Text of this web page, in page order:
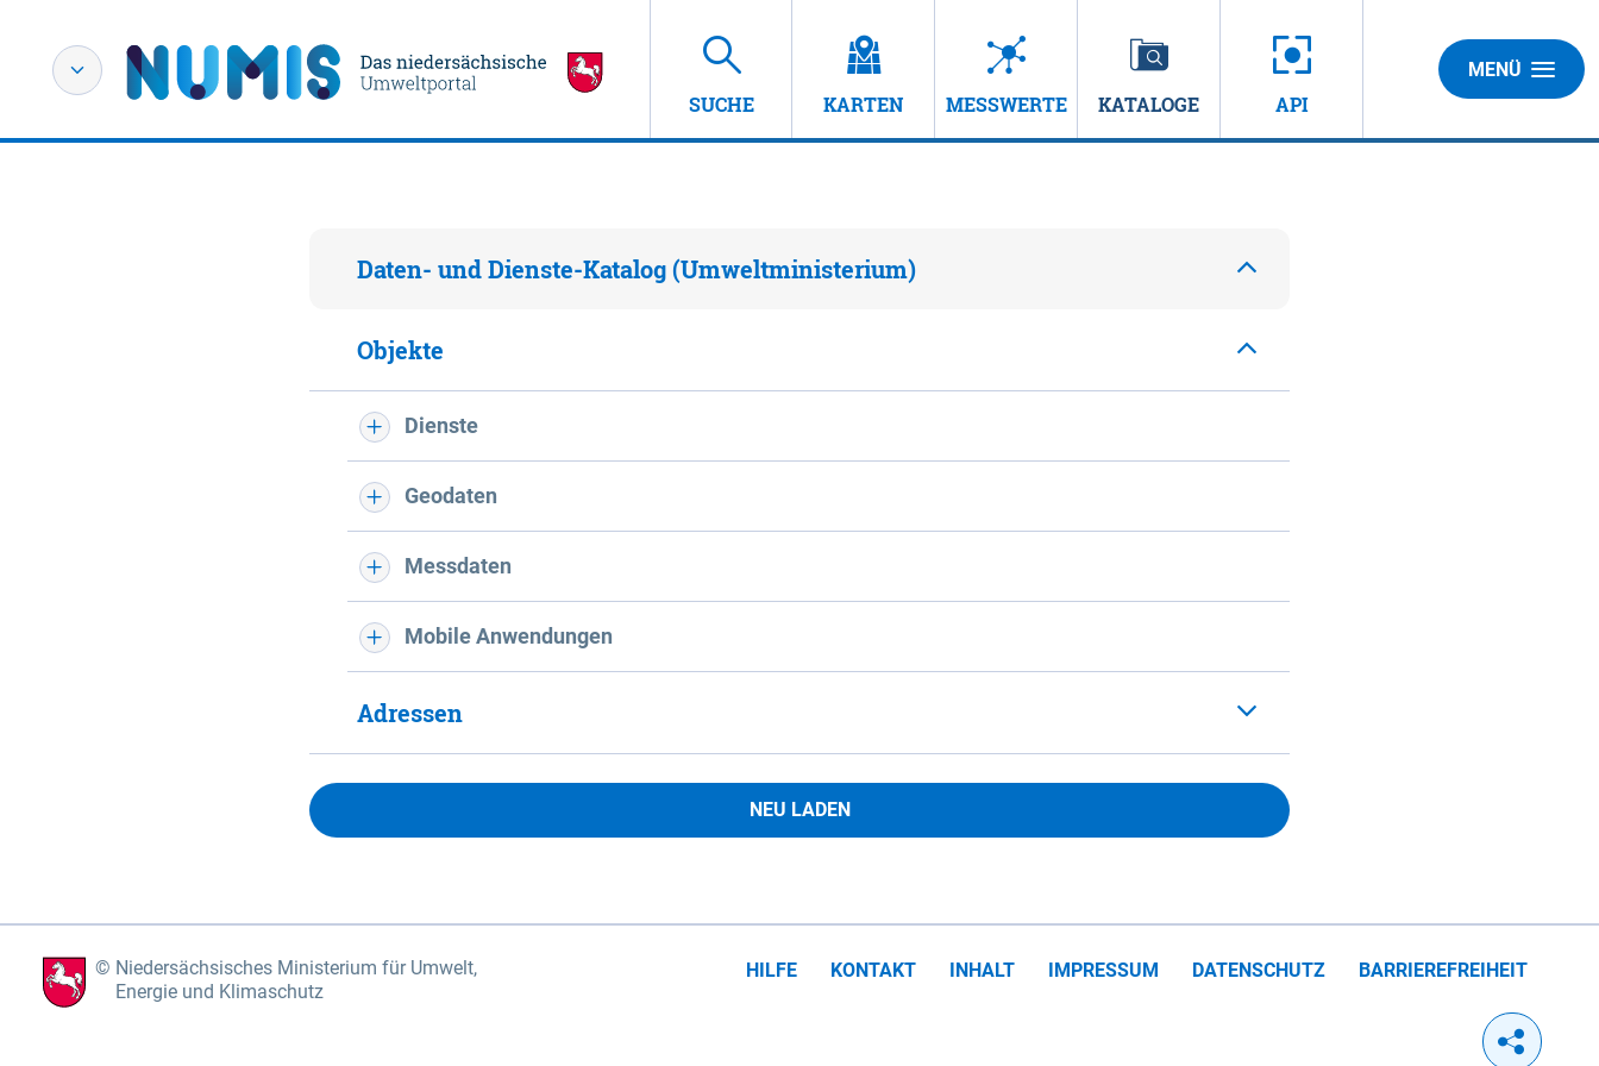
SUCHE KARTEN MESSWERTE KATALOGE API
MENÜ
Daten- und Dienste-Katalog (Umweltministerium)
Objekte
Dienste
Geodaten
Messdaten
Mobile Anwendungen
Adressen
NEU LADEN
Niedersächsisches Ministerium für Umwelt,
Energie und Klimaschutz
HILFE KONTAKT INHALT IMPRESSUM DATENSCHUTZ BARRIEREFREIHEIT